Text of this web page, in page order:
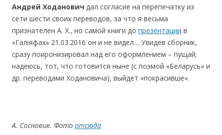
Андрей Ходанович дал согласие на перепечатку из
сети шести своих переводов, за что я весьма
признателен А. Х., но самой книги до презентации в
«Галіяфах» 21.03.2016 он и не видел… Увидев сборник,
сразу поиронизировал над его оформлением – пущай;
надеюсь, тот, что готовится ныне (с поэмой «Беларусь» и
др. переводами Ходановича), выйдет «покрасивше».
А. Сосновик. Фото отсюда